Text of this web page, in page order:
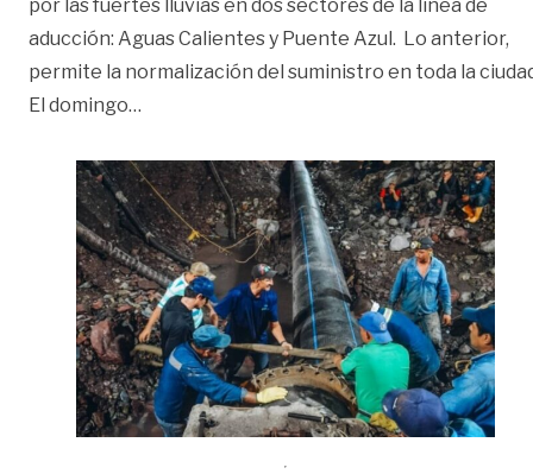
por las fuertes lluvias en dos sectores de la línea de
aducción: Aguas Calientes y Puente Azul. Lo anterior,
permite la normalización del suministro en toda la
El domingo…